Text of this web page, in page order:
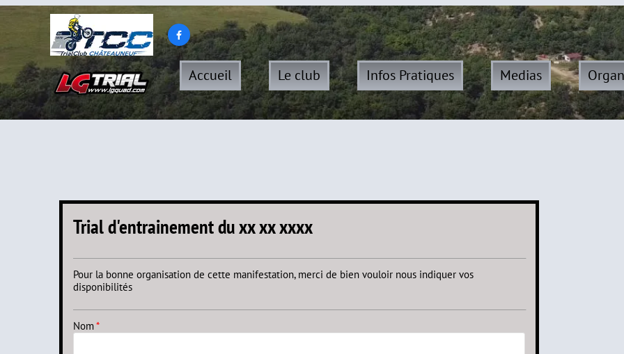
Accueil Le club Infos Pratiques Medias

Trial d'entrainement du xx xx xxxx
Pour la bonne organisation de cette manifestation, merci de bien vouloir nous indiquer vos
disponibilités
Nom*